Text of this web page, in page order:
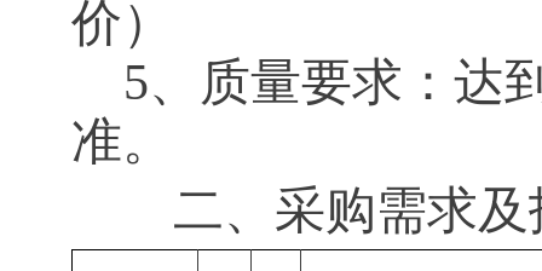
价）
5、质量要求：达
准。
二、采购需求